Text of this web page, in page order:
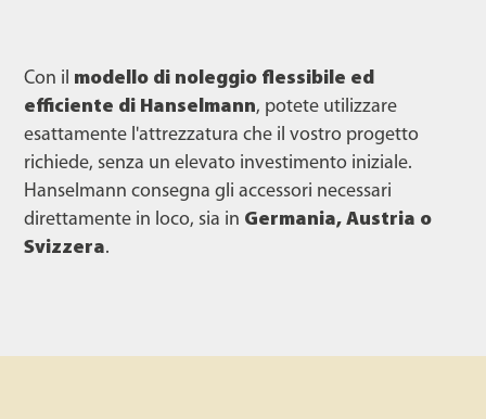
Con il modello di noleggio flessibile ed
efficiente di Hanselmann, potete utilizzare
esattamente l'attrezzatura che il vostro progetto
richiede, senza un elevato investimento iniziale.
Hanselmann consegna gli accessori necessari
direttamente in loco, sia in Germania, Austria o
Svizzera.